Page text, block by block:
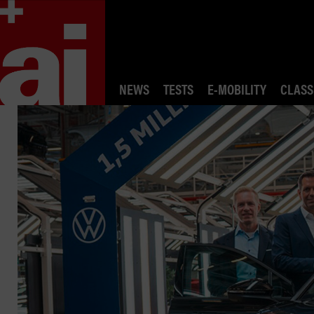
NEWS TESTS E-MOBILITY